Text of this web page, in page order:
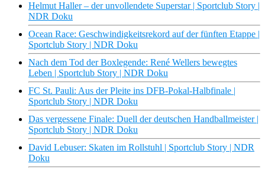
Helmut Haller – der unvollendete Superstar | Sportclub Story |
NDR Doku
Ocean Race: Geschwindigkeitsrekord auf der fünften Etappe |
Sportclub Story | NDR Doku
Nach dem Tod der Boxlegende: René Wellers bewegtes
Leben | Sportclub Story | NDR Doku
FC St. Pauli: Aus der Pleite ins DFB-Pokal-Halbfinale |
Sportclub Story | NDR Doku
Das vergessene Finale: Duell der deutschen Handballmeister |
Sportclub Story | NDR Doku
David Lebuser: Skaten im Rollstuhl | Sportclub Story | NDR
Doku